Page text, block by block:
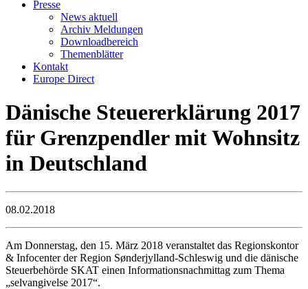
Presse
News aktuell
Archiv Meldungen
Downloadbereich
Themenblätter
Kontakt
Europe Direct
Dänische Steuererklärung 2017
für Grenzpendler mit Wohnsitz
in Deutschland
08.02.2018
Am Donnerstag, den 15. März 2018 veranstaltet das Regionskontor
& Infocenter der Region Sønderjylland-Schleswig und die dänische
Steuerbehörde SKAT einen Informationsnachmittag zum Thema
„selvangivelse 2017“.